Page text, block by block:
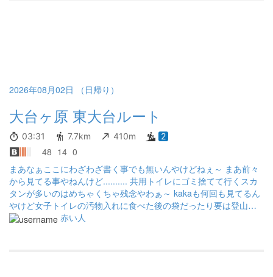
2026年08月02日 （日帰り）
大台ヶ原 東大台ルート
03:31 7.7km 410m 2
48 14 0
まあなぁここにわざわざ書く事でも無いんやけどねぇ～ まあ前々
から見てる事やねんけど.......... 共用トイレにゴミ捨てて行くスカ
タンが多いのはめちゃくちゃ残念やわぁ～ kakaも何回も見てるん
やけど女子トイレの汚物入れに食べた後の袋だったり要は登山中
に出たゴミを捨てて行ってる人が多いらしい。 己達から出たゴミ
赤い人